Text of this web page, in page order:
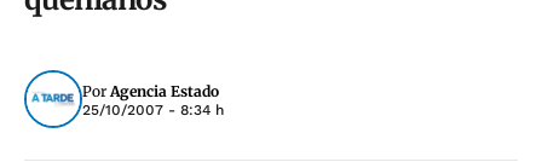
PorAgencia Estado
25/10/2007 - 8:34 h